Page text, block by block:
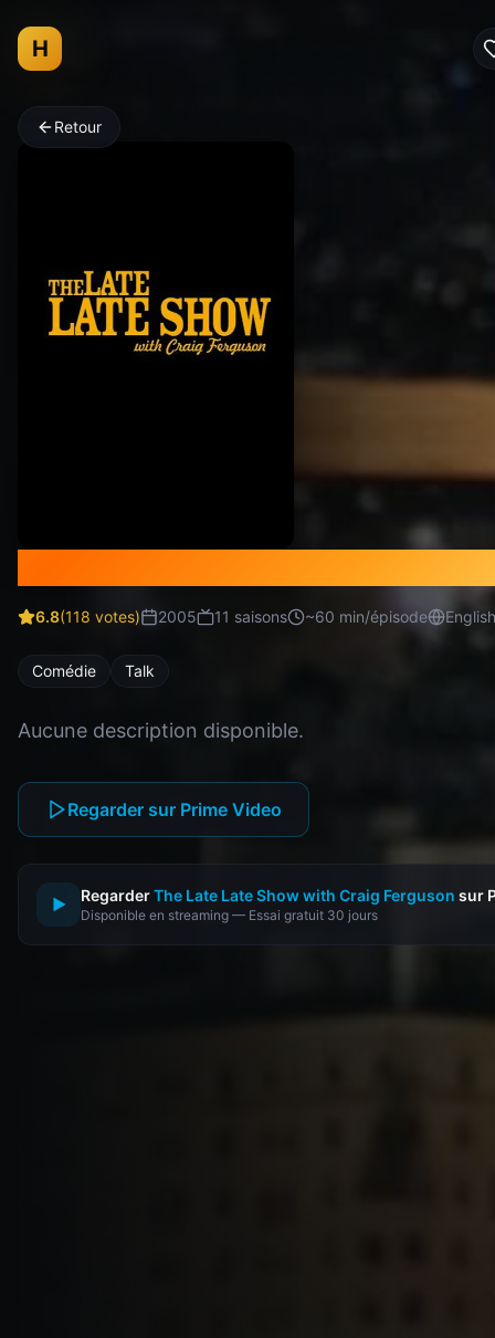
H
Retour
6.8(118 votes) 2005 11 saisons ~60 min/épisode English
Comédie Talk
Aucune description disponible.
Regarder sur Prime Video
▶ RegarderThe Late Late Show with Craig Ferguson sur
Disponible en streaming — Essai gratuit 30 jours